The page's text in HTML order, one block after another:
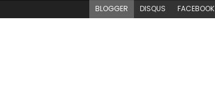
BLOGGER DISQUS FACEBOOK